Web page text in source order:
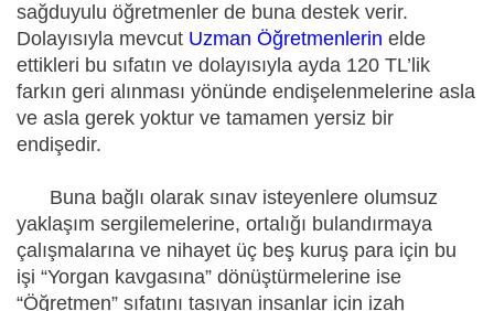
sağduyulu öğretmenler de buna destek verir.
Dolayısıyla mevcut Uzman Öğretmenlerin elde
ettikleri bu sıfatın ve dolayısıyla ayda 120 TL’lik
farkın geri alınması yönünde endişelenmelerine asla
ve asla gerek yoktur ve tamamen yersiz bir
endişedir.
Buna bağlı olarak sınav isteyenlere olumsuz
yaklaşım sergilemelerine, ortalığı bulandırmaya
çalışmalarına ve nihayet üç beş kuruş para için bu
işi “Yorgan kavgasına” dönüştürmelerine ise
“Öğretmen” sıfatını taşıyan insanlar için izah